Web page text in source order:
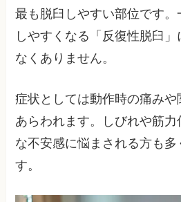
最も脱臼しやすい部位です
しやすくなる「反復性脱臼
なくありません。
症状としては動作時の痛み
あらわれます。しびれや筋
な不安感に悩まされる方も多
す。